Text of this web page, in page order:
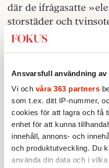
Ansvarsfull användning
Vi och våra 363 partners
som t.ex. ditt IP-nummer,
cookies för att lagra och få
enhet för att kunna
innehåll, annons- och
och produktutveckling. Du
använda din data och i
där de ifrågasatte
storstäder och
»Bilen för
hinduerna. De är
finansminister på
Gunnar Sträng(S) i
Nationalekonomiska
I början handlade
städernas förvandling.
– Folk upptäckte